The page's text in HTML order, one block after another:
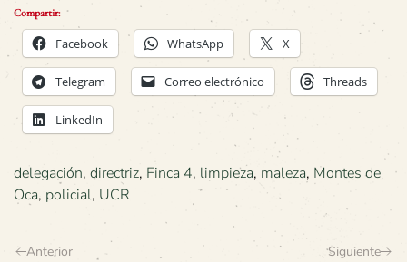
Compartir:
Facebook WhatsApp X
Telegram Correo electrónico Threads
LinkedIn
delegación, directriz, Finca 4, limpieza, maleza, Montes de
Oca, policial, UCR
Anterior Siguiente